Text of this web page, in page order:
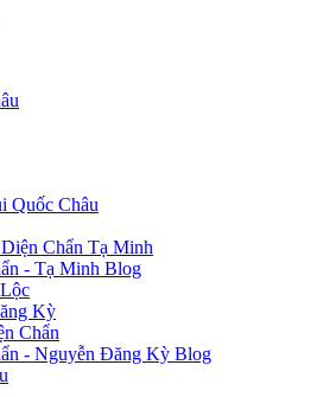
Quốc Châu
Chẩn Tạ Minh
- Tạ Minh Blog
Kỳ
Chẩn
- Nguyễn Đăng Kỳ Blog